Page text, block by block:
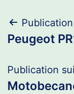
de
l’article
Peugeot
Publication